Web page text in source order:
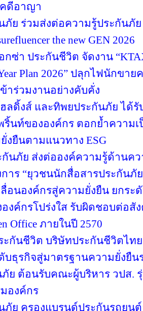
ดีอาญา
ภัย ร่วมส่งต่อความรู้ประกันภั
the new GEN 2026
กซ่า ประกันชีวิต จัดงาน
Plan 2026” ปลุกไฟนักขา
าร่วมงานอย่างคับคั่ง
ลดิ้งส์ และทิพยประกันภัย ได้รั
นท์ขององค์กร ตอกย้ำความ
งยืนตามแนวทาง ESG
นภัย ส่งต่อองค์ความรู้ด้านค
าร “ยุวชนนักสื่อสารประกันภั
อนองค์กรสู่ความยั่งยืน ยกระ
องค์กรโปร่งใส รับผิดชอบต่อ
Office ภายในปี 2570
ะกันชีวิต บริษัทประกันชีวิตไท
บธุรกิจสู่มาตรฐานความยั่งยืน
ย ต้อนรับคณะผู้บริหาร วปส.
องค์กร
ภัย ครองแบรนด์ประกันรถยน